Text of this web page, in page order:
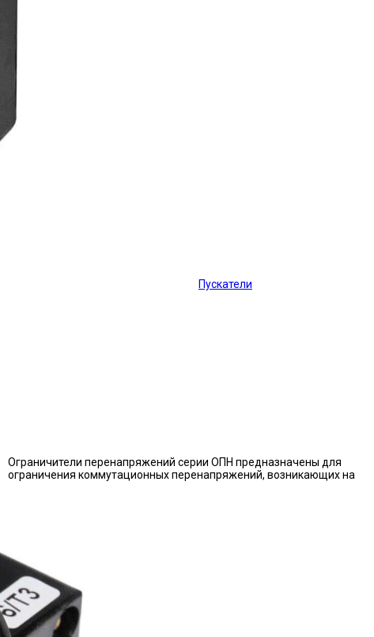
Пускатели
Ограничители перенапряжений серии ОПН предназначены для
ограничения коммутационных перенапряжений, возникающих на